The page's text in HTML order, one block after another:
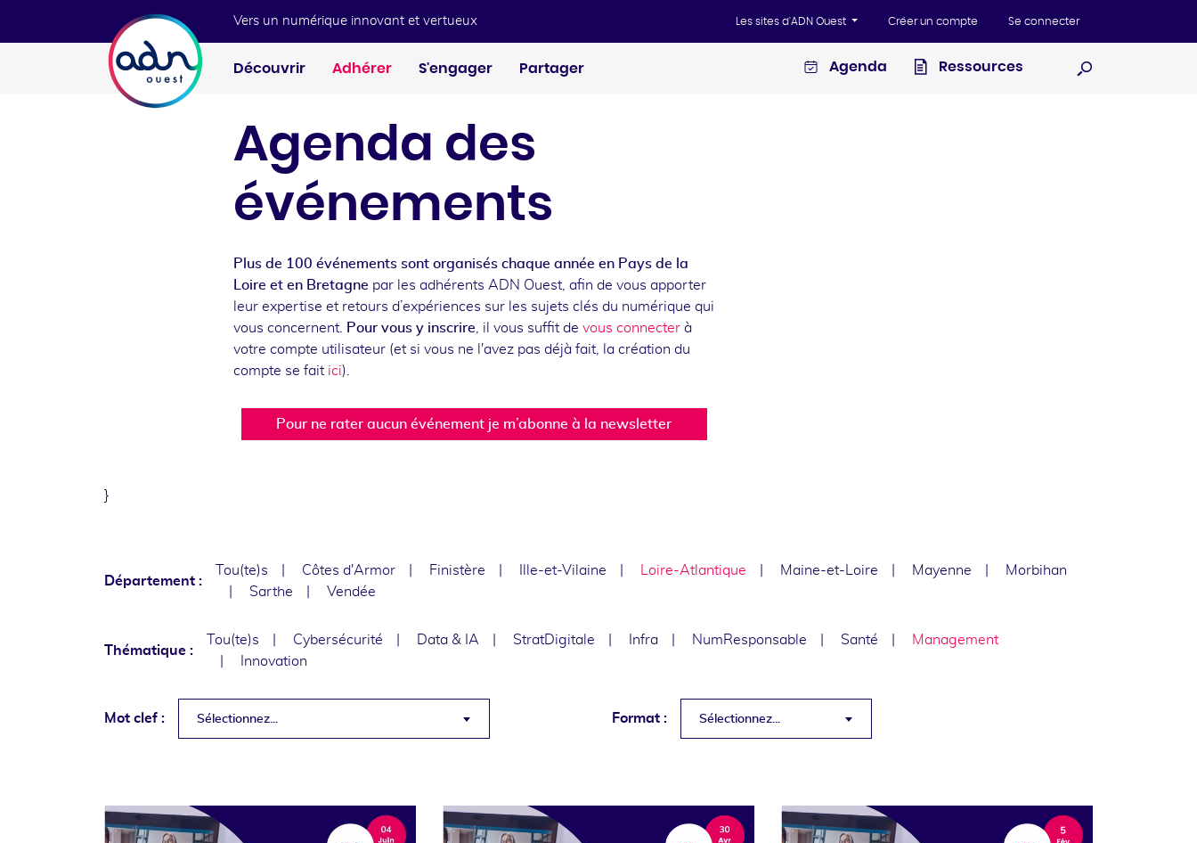
Vers un numérique innovant et vertueux Les sites d'ADN Ouest Créer un compte Se connecter
Découvrir Adhérer S'engager Partager Agenda
Ressources
Agenda des
événements
Plus de 100 événements sont organisés chaque année en Pays de la
Loire et en Bretagne par les adhérents ADN Ouest, afin de vous apporter
leur expertise et retours d’expériences sur les sujets clés du numérique qui
vous concernent. Pour vous y inscrire, il vous suffit de vous connecter à
votre compte utilisateur (et si vous ne l'avez pas déjà fait, la création du
compte se fait ici).
Pour ne rater aucun événement je m’abonne à la newsletter
}
Département :
Tou(te)s Côtes d'Armor Finistère Ille-et-Vilaine Loire-Atlantique Maine-et-Loire Mayenne
Morbihan
Sarthe
Vendée
Thématique :
Tou(te)s Cybersécurité Data & IA StratDigitale Infra NumResponsable Santé
Management
Innovation
Mot clef : Sélectionnez... Format : Sélectionnez...